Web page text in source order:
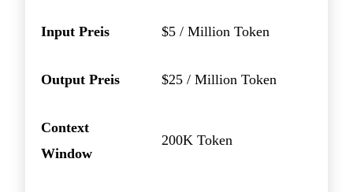
Input Preis $5 / Million Token
Output Preis $25 / Million Token
Context
Window
200K Token